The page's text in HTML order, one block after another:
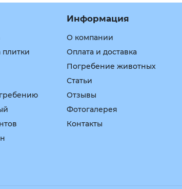
Информация
О компании
Оплата и доставка
Погребение животных
Статьи
Отзывы
Фотогалерея
Контакты